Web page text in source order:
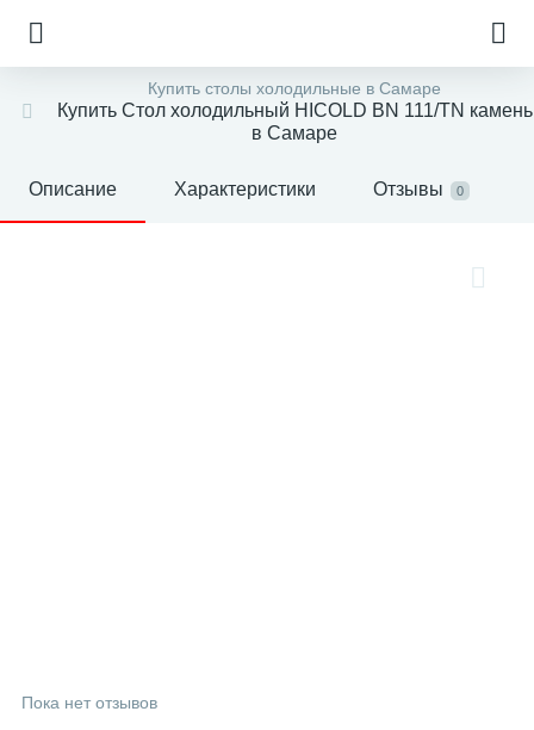
Купить столы холодильные в Самаре
Купить Стол холодильный HICOLD BN 111/TN камень
в Самаре
Описание Характеристики Отзывы 0
Пока нет отзывов